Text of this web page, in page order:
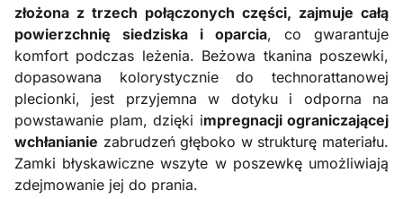
złożona z trzech połączonych części, zajmuje całą
powierzchnię siedziska i oparcia, co gwarantuje
komfort podczas leżenia. Beżowa tkanina poszewki,
dopasowana kolorystycznie do technorattanowej
plecionki, jest przyjemna w dotyku i odporna na
powstawanie plam, dzięki impregnacji ograniczającej
wchłanianie zabrudzeń głęboko w strukturę materiału.
Zamki błyskawiczne wszyte w poszewkę umożliwiają
zdejmowanie jej do prania.